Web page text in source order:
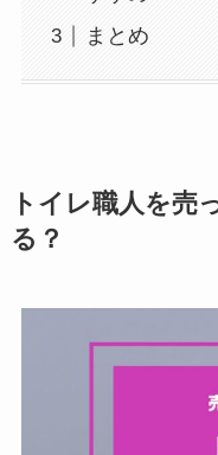
まとめ
トイレ職人を売
る？